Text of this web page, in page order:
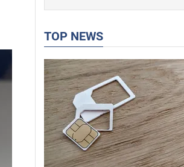
TOP NEWS